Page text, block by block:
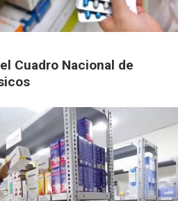
Cuadro Nacional de